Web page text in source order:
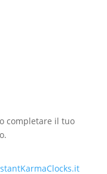
completare il tuo